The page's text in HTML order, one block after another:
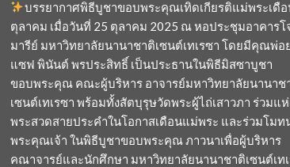
บรรยากาศพิธีบูชาขอบพระคุณเทิดเกียรติแม่พระเดื
ตุลาคม เมื่อวันที่ 25 ตุลาคม 2025 ณ หอประชุมอาคารโ
มารีย์ มหาวิทยาลัยนานาชาติเซนต์เทเรซา โดยมีคุณพ่อ
แซฟ พินันต์ พรประสิทธิ์ เป็นประธานในพิธีมิสซาบูชา
ขอบพระคุณ คณะผู้บริหาร อาจารย์มหาวิทยาลัยนานาช
เซนต์เทเรซา พร้อมทั้งสัตบุรุษวัดพระผู้ไถ่เสาวภา ร่วมแ
พระสวดสายประคำในโอกาสเดือนแม่พระ และร่วมโมท
พระคุณเจ้า ในพิธีบูชาขอบพระคุณ ภาวนาเพื่อผู้บริหาร
คณาจารย์และนักศึกษา มหาวิทยาลัยนานาชาติเซนต์เท